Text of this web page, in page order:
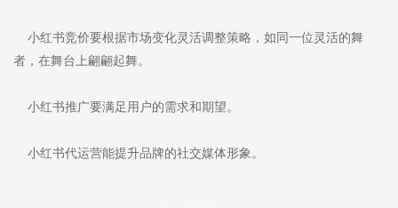
小红书竞价要根据市场变化灵活调整策略，如同一位灵活的舞
者，在舞台上翩翩起舞。
小红书推广要满足用户的需求和期望。
小红书代运营能提升品牌的社交媒体形象。